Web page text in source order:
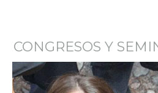
CONGRESOS Y